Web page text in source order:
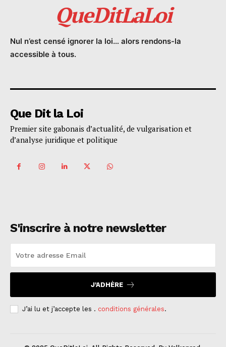
QueDitLaLoi
Nul n’est censé ignorer la loi… alors rendons-la
accessible à tous.
Que Dit la Loi
Premier site gabonais d’actualité, de vulgarisation et
d’analyse juridique et politique
S'inscrire à notre newsletter
J'ADHÈRE
J’ai lu et j’accepte les . conditions générales.